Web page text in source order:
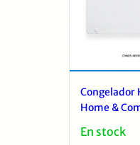
Congelador
Home &
En stock